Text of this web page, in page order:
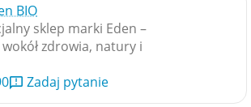
BIO
sklep marki Eden –
zdrowia, natury i
Zadaj pytanie